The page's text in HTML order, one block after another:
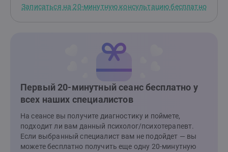
Записаться на 20-минутную консультацию бесплатно
Первый 20-минутный сеанс бесплатно у
всех наших специалистов
На сеансе вы получите диагностику и поймете,
подходит ли вам данный психолог/психотерапевт.
Если выбранный специалист вам не подойдет — вы
можете бесплатно получить еще одну 20-минутную